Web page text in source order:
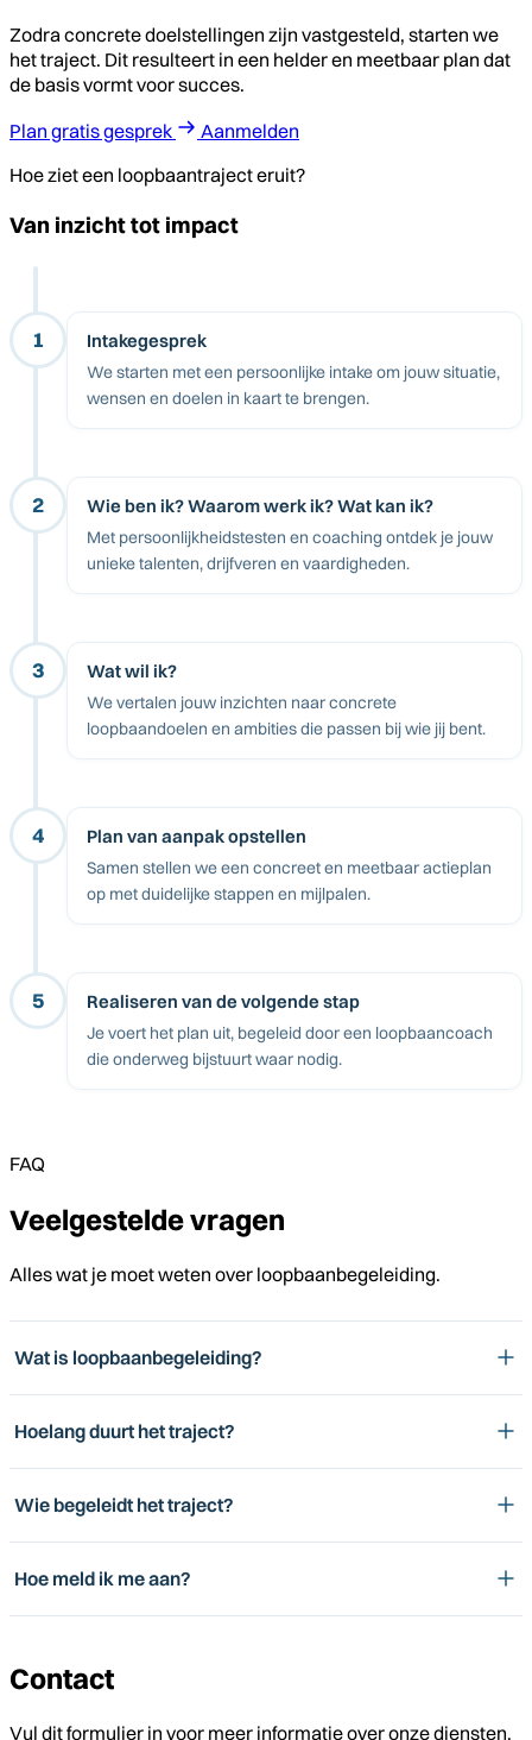
Zodra concrete doelstellingen zijn vastgesteld, starten we
het traject. Dit resulteert in een helder en meetbaar plan dat
de basis vormt voor succes.
Plan gratis gesprek
Aanmelden
Hoe ziet een loopbaantraject eruit?
Van inzicht tot impact
1 Intakegesprek
We starten met een persoonlijke intake om jouw situatie,
wensen en doelen in kaart te brengen.
2 Wie ben ik? Waarom werk ik? Wat kan ik?
Met persoonlijkheidstesten en coaching ontdek je jouw
unieke talenten, drijfveren en vaardigheden.
3 Wat wil ik?
We vertalen jouw inzichten naar concrete
loopbaandoelen en ambities die passen bij wie jij bent.
4 Plan van aanpak opstellen
Samen stellen we een concreet en meetbaar actieplan
op met duidelijke stappen en mijlpalen.
5 Realiseren van de volgende stap
Je voert het plan uit, begeleid door een loopbaancoach
die onderweg bijstuurt waar nodig.
FAQ
Veelgestelde vragen
Alles wat je moet weten over loopbaanbegeleiding.
Wat is loopbaanbegeleiding?
Hoelang duurt het traject?
Wie begeleidt het traject?
Hoe meld ik me aan?
Contact
Vul dit formulier in voor meer informatie over onze diensten.